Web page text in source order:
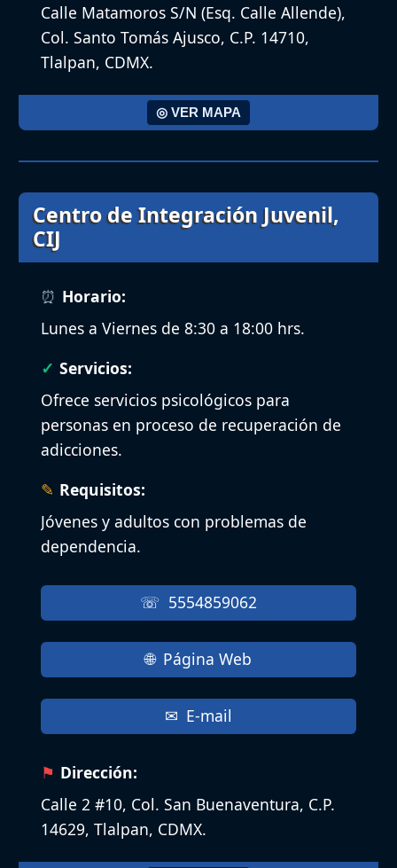
Calle Matamoros S/N (Esq. Calle Allende),
Col. Santo Tomás Ajusco, C.P. 14710,
Tlalpan, CDMX.
◎ VER MAPA
Centro de Integración Juvenil,
CIJ
Horario:
Lunes a Viernes de 8:30 a 18:00 hrs.
Servicios:
Ofrece servicios psicológicos para
personas en proceso de recuperación de
adicciones.
Requisitos:
Jóvenes y adultos con problemas de
dependencia.
5554859062
Página Web
E-mail
Dirección:
Calle 2 #10, Col. San Buenaventura, C.P.
14629, Tlalpan, CDMX.